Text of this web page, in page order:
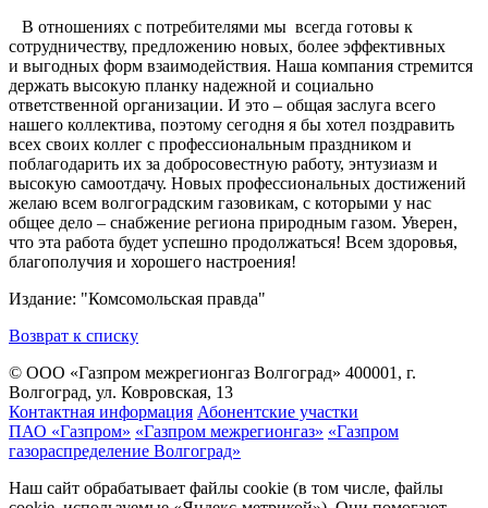
В отношениях с потребителями мы всегда готовы к
сотрудничеству, предложению новых, более эффективных
и выгодных форм взаимодействия. Наша компания стремится
держать высокую планку надежной и социально
ответственной организации. И это – общая заслуга всего
нашего коллектива, поэтому сегодня я бы хотел поздравить
всех своих коллег с профессиональным праздником и
поблагодарить их за добросовестную работу, энтузиазм и
высокую самоотдачу. Новых профессиональных достижений
желаю всем волгоградским газовикам, с которыми у нас
общее дело – снабжение региона природным газом. Уверен,
что эта работа будет успешно продолжаться! Всем здоровья,
благополучия и хорошего настроения!
Издание: "Комсомольская правда"
Возврат к списку
© ООО «Газпром межрегионгаз Волгоград» 400001, г.
Волгоград, ул. Ковровская, 13
Контактная информация Абонентские участки
ПАО «Газпром» «Газпром межрегионгаз» «Газпром
газораспределение Волгоград»
Наш сайт обрабатывает файлы cookie (в том числе, файлы